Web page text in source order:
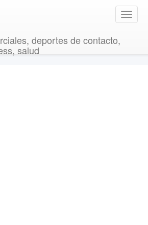
T
o
deportes de contacto,
salud